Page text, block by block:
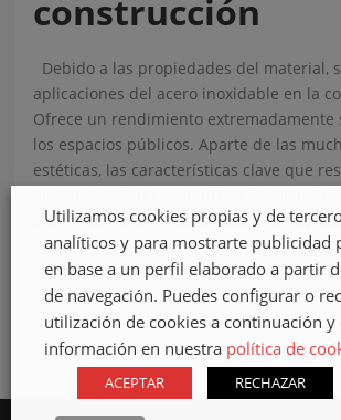
construcción
Debido a las propiedades del material,
aplicaciones del acero inoxidable en la
Ofrece un rendimiento extremadamente
los espacios públicos. Aparte de las
estéticas, las características clave que
excelentes propiedades higiénicas,
mantenimiento, bajo coste de […]
LEER MÁS ›
Utilizamos cookies propias y de
analíticos y para mostrarte publicidad
en base a un perfil elaborado a partir
de navegación. Puedes configurar o
utilización de cookies a continuación
información en nuestra política de
ACEPTAR RECHAZAR